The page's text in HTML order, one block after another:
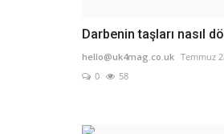
Darbenin taşları nasıl
hello@uk4mag.co.uk Temmuz
0
58